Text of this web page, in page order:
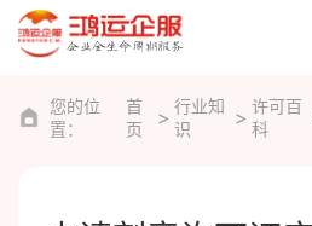
您的位
置：
首
页
行业知
识
许可百
科